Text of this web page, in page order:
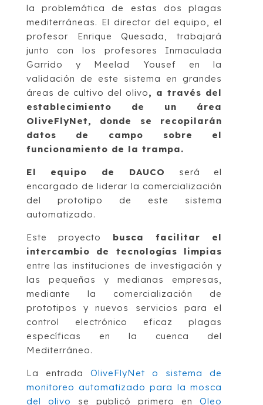
la problemática de estas dos plagas
mediterráneas. El director del equipo, el
profesor Enrique Quesada, trabajará
junto con los profesores Inmaculada
Garrido y Meelad Yousef en la
validación de este sistema en grandes
áreas de cultivo del olivo, a través del
establecimiento de un área
OliveFlyNet, donde se recopilarán
datos de campo sobre el
funcionamiento de la trampa.
El equipo de DAUCO será el
encargado de liderar la comercialización
del prototipo de este sistema
automatizado.
Este proyecto busca facilitar el
intercambio de tecnologías limpias
entre las instituciones de investigación y
las pequeñas y medianas empresas,
mediante la comercialización de
prototipos y nuevos servicios para el
control electrónico eficaz plagas
específicas en la cuenca del
Mediterráneo.
La entrada OliveFlyNet o sistema de
monitoreo automatizado para la mosca
del olivo se publicó primero enOleo